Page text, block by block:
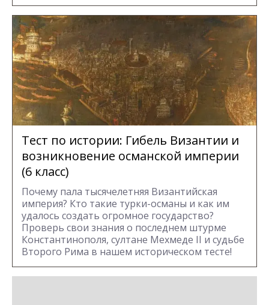
Тест по истории: Гибель Византии и
возникновение османской империи
(6 класс)
Почему пала тысячелетняя Византийская
империя? Кто такие турки-османы и как им
удалось создать огромное государство?
Проверь свои знания о последнем штурме
Константинополя, султане Мехмеде II и судьбе
Второго Рима в нашем историческом тесте!